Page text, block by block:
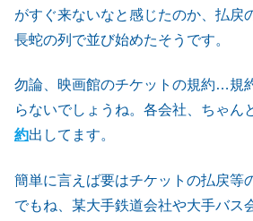
がすぐ来ないなと感じたのか、払戻
長蛇の列で並び始めたそうです。
勿論、映画館のチケットの規約…規
らないでしょうね。各会社、ちゃん
約出してます。
簡単に言えば要はチケットの払戻等
でもね、某大手鉄道会社や大手バス